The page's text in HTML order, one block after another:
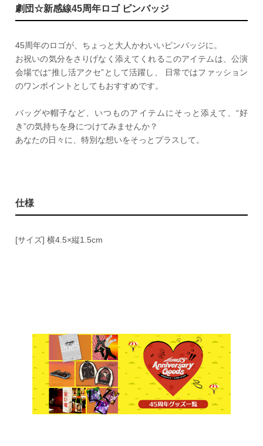
劇団☆新感線45周年ロゴ ピンバッジ
45周年のロゴが、ちょっと大人かわいいピンバッジに。
お祝いの気分をさりげなく添えてくれるこのアイテムは、公演
会場では“推し活アクセ”として活躍し、 日常ではファッション
のワンポイントとしてもおすすめです。
バッグや帽子など、いつものアイテムにそっと添えて、“好
き”の気持ちを身につけてみませんか？
あなたの日々に、特別な想いをそっとプラスして。
仕様
[サイズ] 横4.5×縦1.5cm